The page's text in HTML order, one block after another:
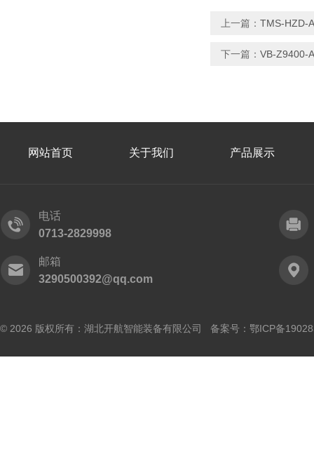
上一篇： TMS-HZD-
下一篇： VB-Z9400-
网站首页 关于我们 产品展示
电话
0713-2829998
邮箱
3290500392@qq.com
© 2026 版权所有：湖北开航智能装备有限公司 备案号： 鄂ICP备